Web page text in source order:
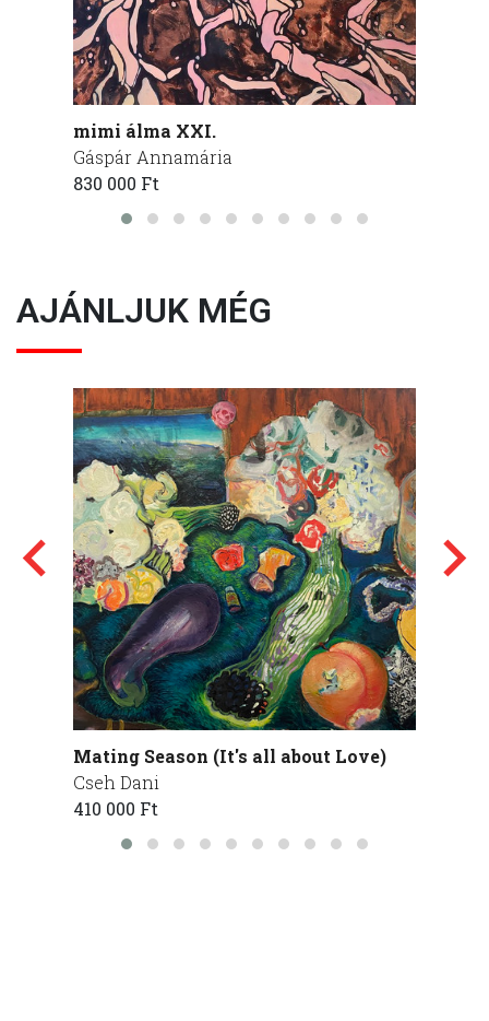
mimi álma XXI.
Gáspár Annamária
830 000 Ft
AJÁNLJUK MÉG
Mating Season (It's all about Love)
Cseh Dani
410 000 Ft